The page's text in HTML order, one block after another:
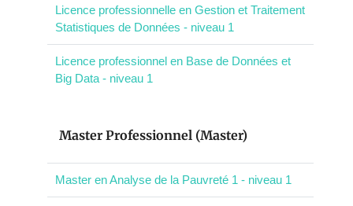
Licence professionnelle en Gestion et Traitement
Statistiques de Données - niveau 1
Licence professionnel en Base de Données et
Big Data - niveau 1
Master Professionnel (Master)
Master en Analyse de la Pauvreté 1 - niveau 1